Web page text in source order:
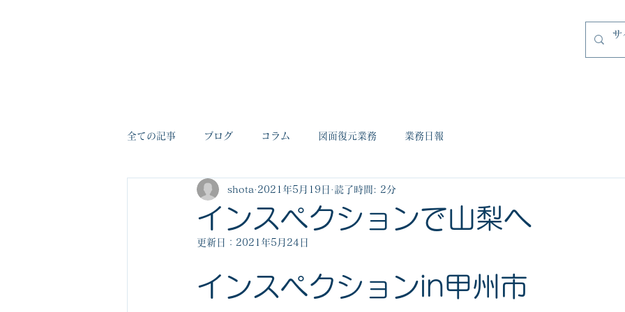
全ての記事 ブログ コラム 図面復元業務 業務日報
インスペクションで山梨へ
shota 2021年5月19日 読了時間: 2分
更新日： 2021年5月24日
インスペクションin甲州市